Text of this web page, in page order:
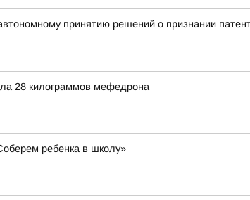
принятию решений о признании
28 килограммов мефедрона
ребенка в школу»